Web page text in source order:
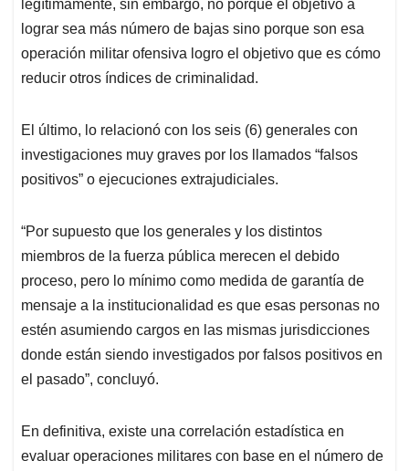
legítimamente, sin embargo, no porque el objetivo a
lograr sea más número de bajas sino porque son esa
operación militar ofensiva logro el objetivo que es cómo
reducir otros índices de criminalidad.
El último, lo relacionó con los seis (6) generales con
investigaciones muy graves por los llamados “falsos
positivos” o ejecuciones extrajudiciales.
“Por supuesto que los generales y los distintos
miembros de la fuerza pública merecen el debido
proceso, pero lo mínimo como medida de garantía de
mensaje a la institucionalidad es que esas personas no
estén asumiendo cargos en las mismas jurisdicciones
donde están siendo investigados por falsos positivos en
el pasado”, concluyó.
En definitiva, existe una correlación estadística en
evaluar operaciones militares con base en el número de